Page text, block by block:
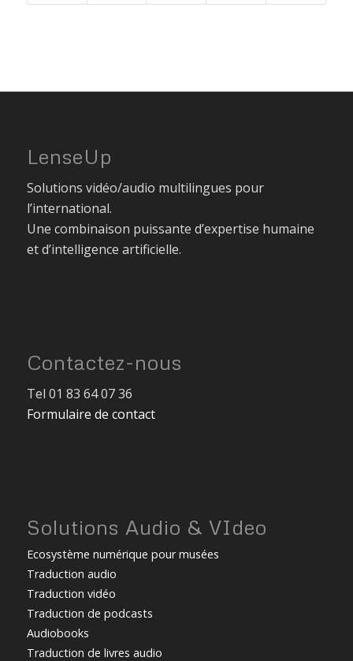
LenseUp
Solutions vidéo/audio multilingues pour
l’international.
Une combinaison puissante d’expertise humaine
et d’intelligence artificielle.
Contactez-nous
Tel 01 83 64 07 36
Formulaire de contact
Solutions Audio & VIdeo
Ecosystème numérique pour musées
Traduction audio
Traduction vidéo
Traduction de podcasts
Audiobooks
Traduction de livres audio